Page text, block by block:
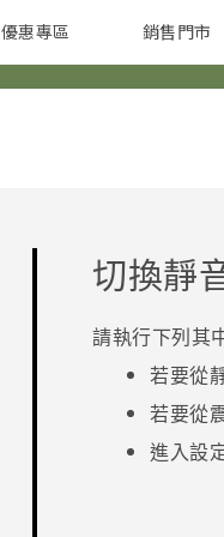
智慧型手機 配件
優惠專區
焦點訊息 校園專案
銷售門市
銷售通路
切換靜
請執行下列其
若要從
若要從
進入設